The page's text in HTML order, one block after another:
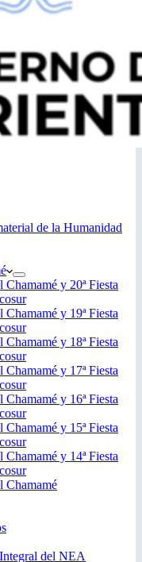
de la Humanidad
Chamamé y 20ª Fiesta
Chamamé y 19ª Fiesta
Chamamé y 18ª Fiesta
Chamamé y 17ª Fiesta
Chamamé y 16ª Fiesta
Chamamé y 15ª Fiesta
Chamamé y 14ª Fiesta
Chamamé
del NEA